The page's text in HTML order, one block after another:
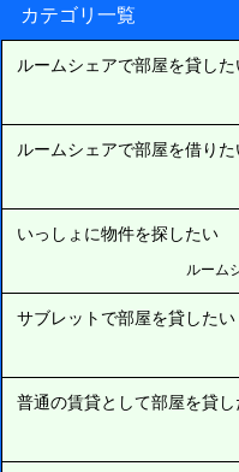
カテゴリ一覧
ルームシェアで部屋を貸した
ルームシェアで部屋を借りた
いっしょに物件を探したい
ルーム
サブレットで部屋を貸したい
普通の賃貸として部屋を貸し